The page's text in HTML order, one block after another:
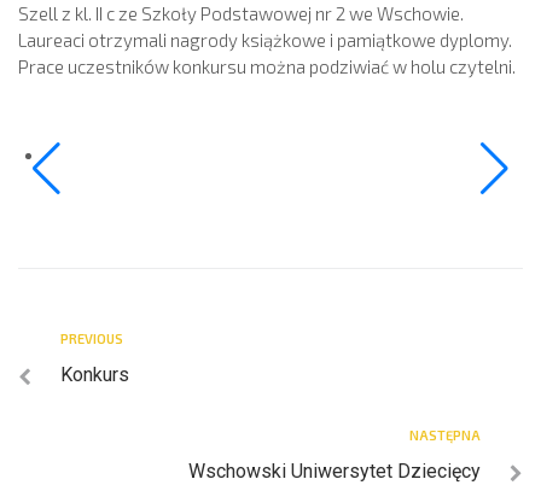
Szell z kl. II c ze Szkoły Podstawowej nr 2 we Wschowie.
Laureaci otrzymali nagrody książkowe i pamiątkowe dyplomy.
Prace uczestników konkursu można podziwiać w holu czytelni.
PREVIOUS
Konkurs
NASTĘPNA
Wschowski Uniwersytet Dziecięcy